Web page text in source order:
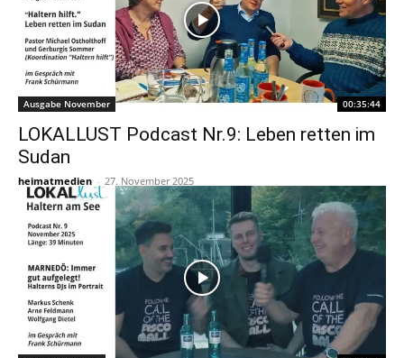
Ausgabe November 00:35:44
LOKALLUST Podcast Nr.9: Leben retten im
Sudan
heimatmedien - 27. November 2025